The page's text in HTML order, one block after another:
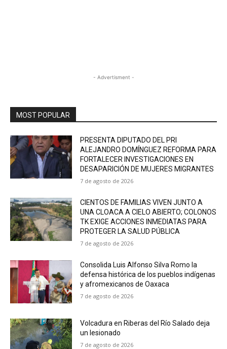
- Advertisment -
MOST POPULAR
PRESENTA DIPUTADO DEL PRI
ALEJANDRO DOMÍNGUEZ REFORMA PARA
FORTALECER INVESTIGACIONES EN
DESAPARICIÓN DE MUJERES MIGRANTES
7 de agosto de 2026
CIENTOS DE FAMILIAS VIVEN JUNTO A
UNA CLOACA A CIELO ABIERTO; COLONOS
TK EXIGE ACCIONES INMEDIATAS PARA
PROTEGER LA SALUD PÚBLICA
7 de agosto de 2026
Consolida Luis Alfonso Silva Romo la
defensa histórica de los pueblos indígenas
y afromexicanos de Oaxaca
7 de agosto de 2026
Volcadura en Riberas del Río Salado deja
un lesionado
7 de agosto de 2026